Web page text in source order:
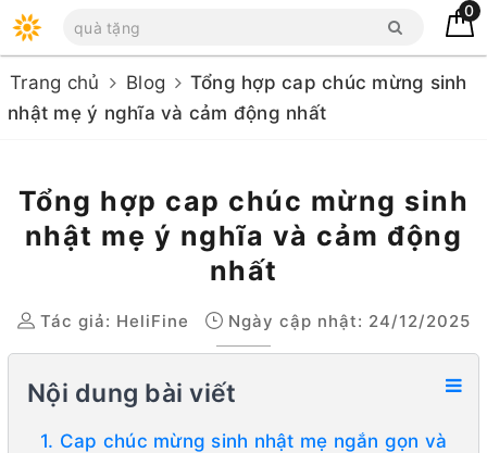
0
Trang chủ Blog
Tổng hợp cap chúc mừng sinh
nhật mẹ ý nghĩa và cảm động nhất
Tổng hợp cap chúc mừng sinh
nhật mẹ ý nghĩa và cảm động
nhất
Tác giả: HeliFine Ngày cập nhật: 24/12/2025
Nội dung bài viết
1. Cap chúc mừng sinh nhật mẹ ngắn gọn và